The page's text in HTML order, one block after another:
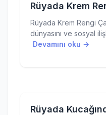
Rüyada Krem
Rüyada Krem Rengi
dünyasını ve sosyal
Devamını oku →
Rüyada